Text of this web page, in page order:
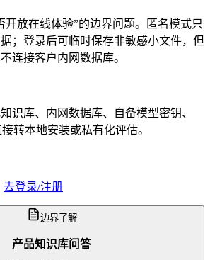
开放在线体验”的边界问题。匿名模式只
；登录后可临时保存非敏感小文件，但
连接客户内网数据库。
识库、内网数据库、自备模型密钥、
转本地安装或私有化评估。
去登录/注册
边界了解
产品知识库问答